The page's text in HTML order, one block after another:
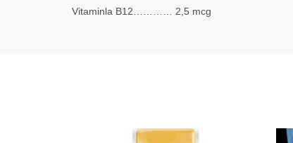
Vitaminla B12………… 2,5 mcg